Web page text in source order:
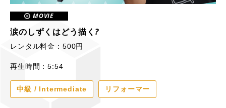
MOVIE
涙のしずくはどう描く?
レンタル料金：500円
再生時間：5:54
中級 / Intermediate リフォーマー